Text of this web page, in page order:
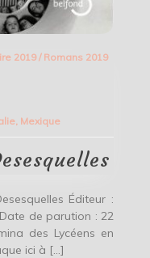
2019/ Romans 2019
, Mexique
Éditeur :
de parution : 22
des Lycéens en
ici à […]